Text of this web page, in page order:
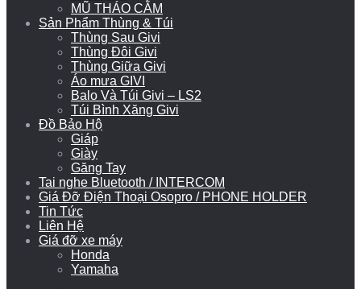
MŨ THÁO CẰM
Sản Phẩm Thùng & Túi
Thùng Sau Givi
Thùng Đôi Givi
Thùng Giữa Givi
Áo mưa GIVI
Balo Và Túi Givi – LS2
Túi Bình Xăng Givi
Đồ Bảo Hộ
Giáp
Giày
Găng Tay
Tai nghe Bluetooth / INTERCOM
Giá Đỡ Điện Thoại Osopro / PHONE HOLDER
Tin Tức
Liên Hệ
Giá đỡ xe máy
Honda
Yamaha